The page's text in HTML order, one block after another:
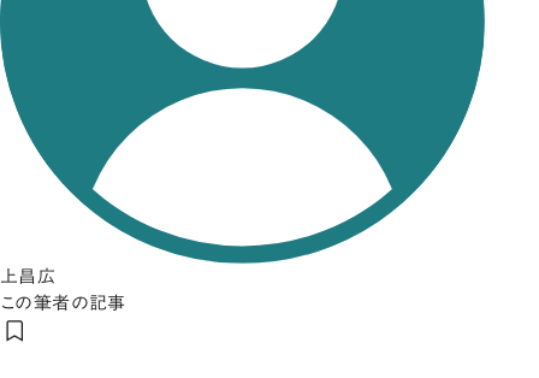
上昌広
この筆者の記事